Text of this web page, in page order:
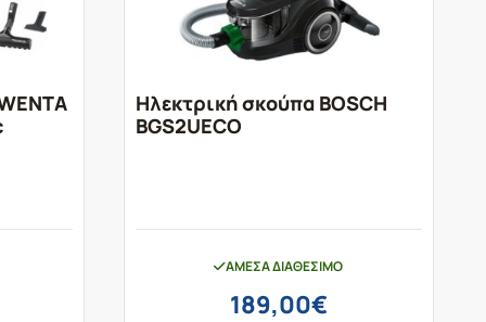
Ηλεκτρική σκούπα BOSCH
BGS2UECO
ΆΜΕΣΑ ΔΙΑΘΈΣΙΜΟ
189,00€